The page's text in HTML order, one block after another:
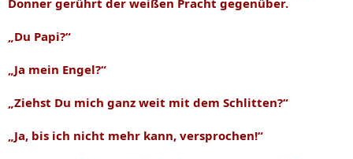
„Du Papi?“
„Ja mein Engel?“
„Ziehst Du mich ganz weit mit dem Schlitten?“
„Ja, bis ich nicht mehr kann, versprochen!“